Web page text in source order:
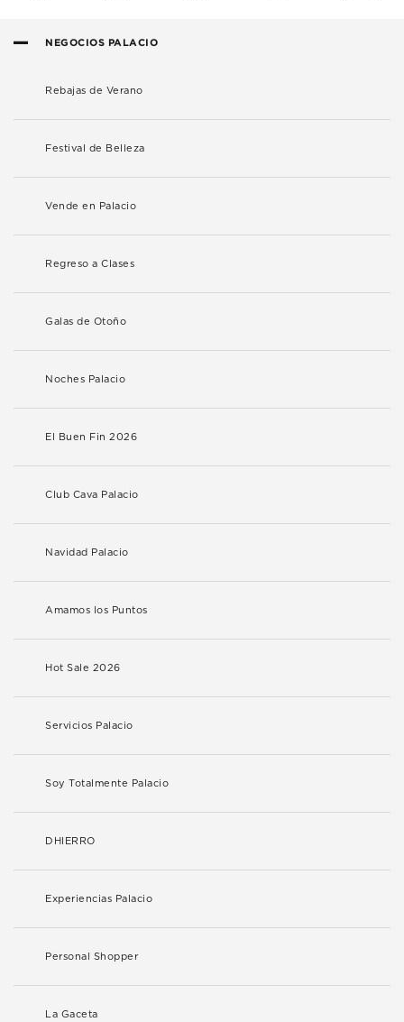
NEGOCIOS PALACIO
Rebajas de Verano
Festival de Belleza
Vende en Palacio
Regreso a Clases
Galas de Otoño
Noches Palacio
El Buen Fin 2026
Club Cava Palacio
Navidad Palacio
Amamos los Puntos
Hot Sale 2026
Servicios Palacio
Soy Totalmente Palacio
DHIERRO
Experiencias Palacio
Personal Shopper
La Gaceta